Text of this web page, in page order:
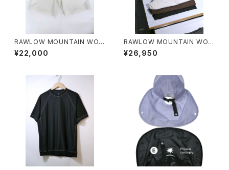
RAWLOW MOUNTAIN WOR
KS / HIKER GURKHA PANTS
¥22,000
RAWLOW MOUNTAIN WOR
KS / HIKER BAKER PANTS
¥26,950